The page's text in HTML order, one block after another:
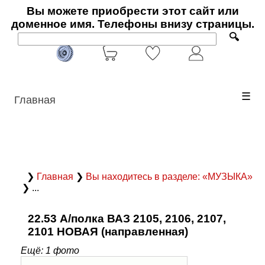
Вы можете приобрести этот сайт или
доменное имя. Телефоны внизу страницы.
🔍
Главная ☰
❯ Главная ❯ Вы находитесь в разделе: «МУЗЫКА»
❯ ...
22.53 А/полка ВАЗ 2105, 2106, 2107,
2101 НОВАЯ (направленная)
Ещё: 1 фото